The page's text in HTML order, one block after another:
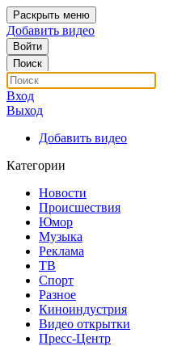
Раскрыть меню
Добавить видео
Войти
Поиск
Вход
Выход
Добавить видео
Категории
Новости
Происшествия
Юмор
Музыка
Реклама
ТВ
Спорт
Разное
Киноиндустрия
Видео открытки
Пресс-Центр